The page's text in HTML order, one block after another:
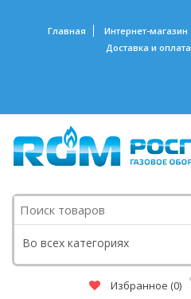
Главная Интернет-магазин
Доставка и оплата
Поиск
Во всех категориях
Избранное (0)